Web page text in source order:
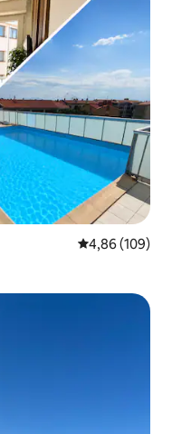
Note
4,86 (109)